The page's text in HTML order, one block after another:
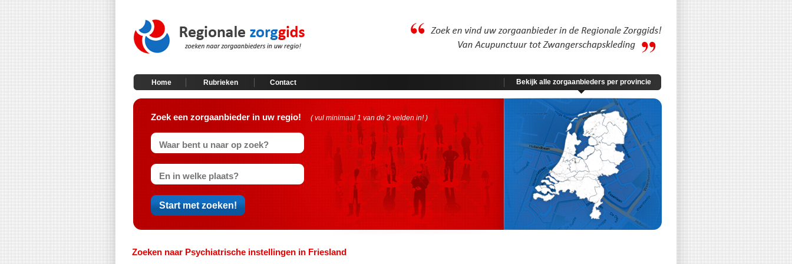
Home Rubrieken Contact Bekijk alle zorgaanbieders per provincie
Zoek een zorgaanbieder in uw regio! ( vul minimaal 1 van de 2 velden in! )
Zoeken naar Psychiatrische instellingen in Friesland